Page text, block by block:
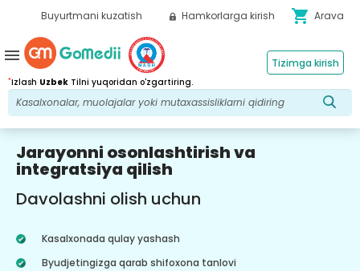
Buyurtmani kuzatish Hamkorlarga kirish shopping_cart Arava
*Izlash Uzbek Tilni yuqoridan o'zgartiring.
Tizimga kirish
menu
Jarayonni osonlashtirish va
integratsiya qilish
Davolashni olish uchun
Kasalxonada qulay yashash
Byudjetingizga qarab shifoxona tanlovi